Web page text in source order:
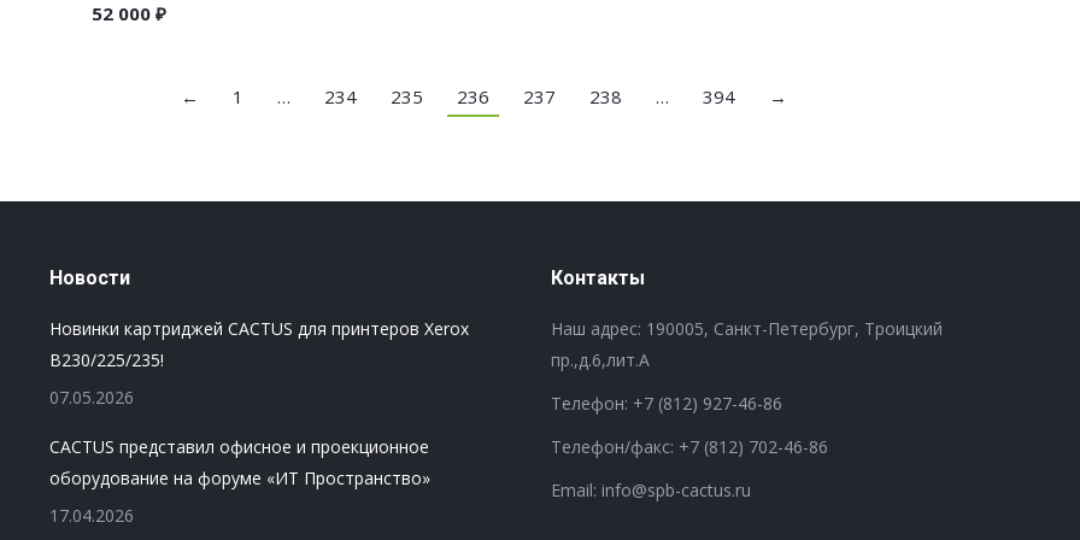
52 000 ₽
← 1 … 234 235 236 237 238 … 394 →
Новости
Новинки картриджей CACTUS для принтеров Xerox
B230/225/235!
07.05.2026
CACTUS представил офисное и проекционное
оборудование на форуме «ИТ Пространство»
17.04.2026
Контакты
Наш адрес: 190005, Санкт-Петербург, Троицкий
пр.,д.6,лит.А
Телефон: +7 (812) 927-46-86
Телефон/факс: +7 (812) 702-46-86
Email: info@spb-cactus.ru